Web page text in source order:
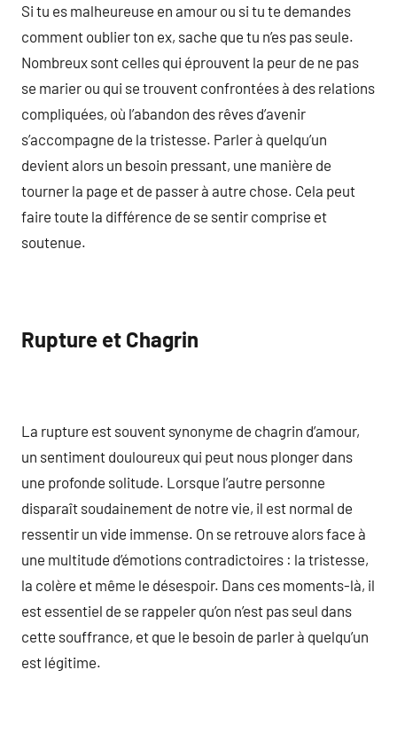
Si tu es malheureuse en amour ou si tu te demandes
comment oublier ton ex, sache que tu n’es pas seule.
Nombreux sont celles qui éprouvent la peur de ne pas
se marier ou qui se trouvent confrontées à des relations
compliquées, où l’abandon des rêves d’avenir
s’accompagne de la tristesse. Parler à quelqu’un
devient alors un besoin pressant, une manière de
tourner la page et de passer à autre chose. Cela peut
faire toute la différence de se sentir comprise et
soutenue.
Rupture et Chagrin
La rupture est souvent synonyme de chagrin d’amour,
un sentiment douloureux qui peut nous plonger dans
une profonde solitude. Lorsque l’autre personne
disparaît soudainement de notre vie, il est normal de
ressentir un vide immense. On se retrouve alors face à
une multitude d’émotions contradictoires : la tristesse,
la colère et même le désespoir. Dans ces moments-là, il
est essentiel de se rappeler qu’on n’est pas seul dans
cette souffrance, et que le besoin de parler à quelqu’un
est légitime.